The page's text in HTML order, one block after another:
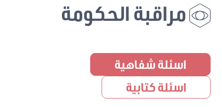
مراقبة الحكومة
اسئلة شفاهية
اسئلة كتابية